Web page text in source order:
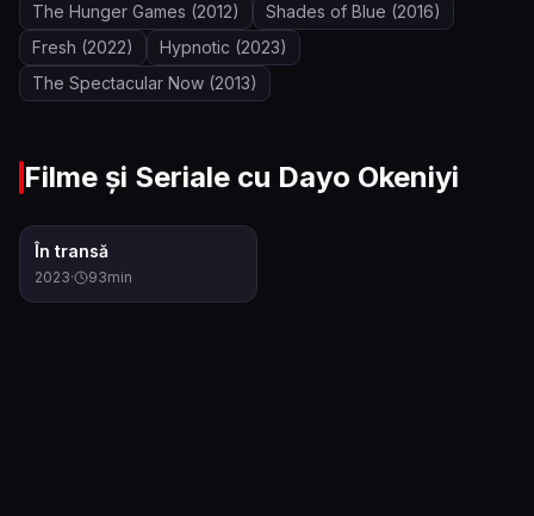
The Hunger Games (2012) Shades of Blue (2016)
Fresh (2022) Hypnotic (2023)
The Spectacular Now (2013)
Filme și Seriale cu Dayo Okeniyi
În transă
2023· 93min